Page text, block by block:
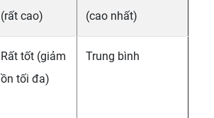
(rất cao) (cao nhất)
Rất tốt (giảm
ồn tối đa)
Trung bình